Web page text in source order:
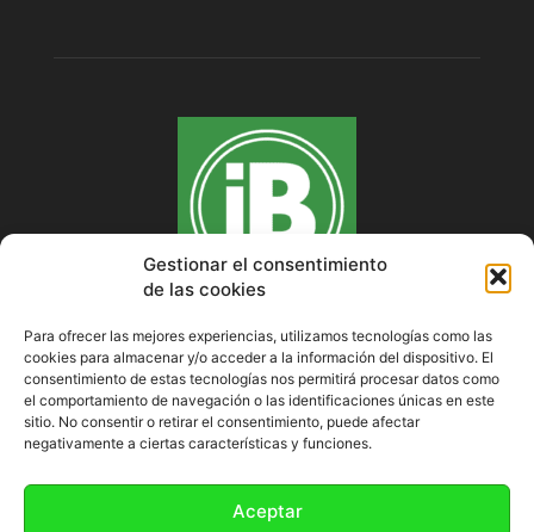
Gestionar el consentimiento
de las cookies
Para ofrecer las mejores experiencias, utilizamos tecnologías como las
cookies para almacenar y/o acceder a la información del dispositivo. El
consentimiento de estas tecnologías nos permitirá procesar datos como
el comportamiento de navegación o las identificaciones únicas en este
sitio. No consentir o retirar el consentimiento, puede afectar
negativamente a ciertas características y funciones.
Aceptar
SOBRE NOSOTROS